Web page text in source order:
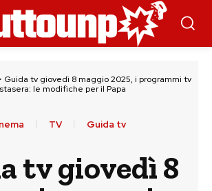
Guida tv giovedì 8 maggio 2025, i programmi tv
le modifiche per il Papa
TV Guida tv
tv giovedì 8